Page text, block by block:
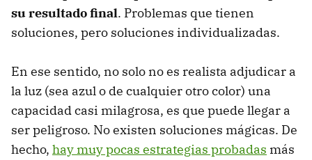
su resultado final. Problemas que tienen
soluciones, pero soluciones individualizadas.
En ese sentido, no solo no es realista adjudicar a
la luz (sea azul o de cualquier otro color) una
capacidad casi milagrosa, es que puede llegar a
ser peligroso. No existen soluciones mágicas. De
hecho, hay muy pocas estrategias probadas más